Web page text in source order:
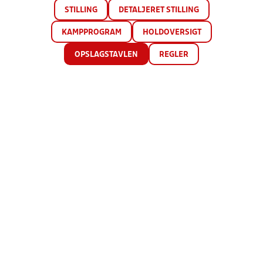
STILLING DETALJERET STILLING
KAMPPROGRAM HOLDOVERSIGT
OPSLAGSTAVLEN REGLER